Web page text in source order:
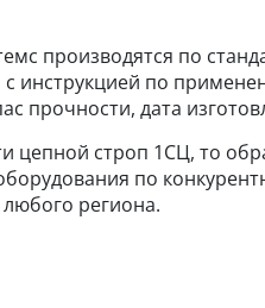
производятся по
с инструкцией по
прочности, дата
цепной строп 1СЦ, то
по
региона.